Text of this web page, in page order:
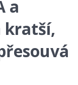
a
kratší,